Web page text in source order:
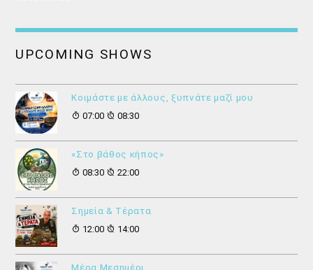
UPCOMING SHOWS
Κοιμάστε με άλλους, ξυπνάτε μαζί μου
07:00
08:30
«Στο βάθος κήπος»
08:30
22:00
Σημεία & Τέρατα
12:00
14:00
Μέρα Μεσημέρι